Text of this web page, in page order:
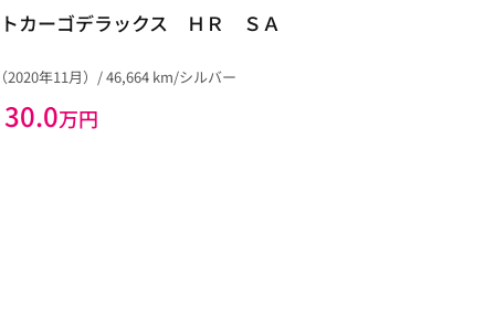
カーゴデラックス ＨＲ ＳＡ
2020年11月）/ 46,664 km/シルバー
30.0万円